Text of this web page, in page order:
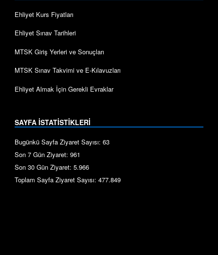
Ehliyet Kurs Fiyatları
Ehliyet Sınav Tarihleri
MTSK Giriş Yerleri ve Sonuçları
MTSK Sınav Takvimi ve E-Kılavuzları
Ehliyet Almak İçin Gerekli Evraklar
SAYFA İSTATİSTİKLERİ
Bugünkü Sayfa Ziyaret Sayısı: 63
Son 7 Gün Ziyaret: 961
Son 30 Gün Ziyaret: 5.966
Toplam Sayfa Ziyaret Sayısı: 477.849